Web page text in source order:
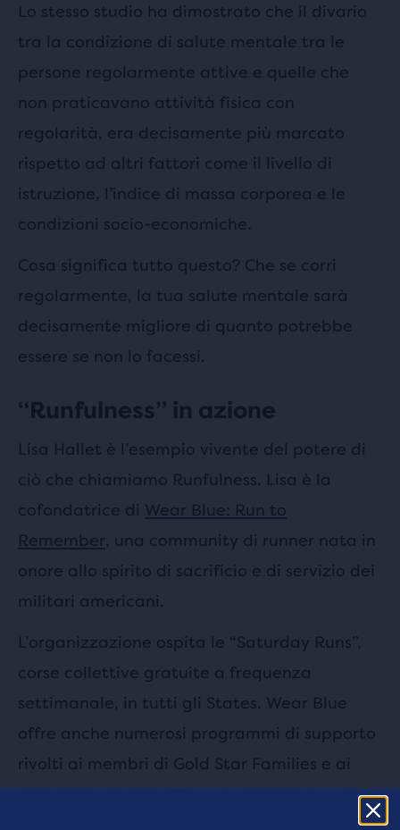
Lo stesso studio ha dimostrato che il divario
tra la condizione di salute mentale tra le
persone regolarmente attive e quelle che
non praticavano attività fisica con
regolarità, era decisamente più marcato
rispetto ad altri fattori come il livello di
istruzione, l’indice di massa corporea e le
condizioni socio-economiche.
Cosa significa tutto questo? Che se corri
regolarmente, la tua salute mentale sarà
decisamente migliore di quanto potrebbe
essere se non lo facessi.
“Runfulness” in azione
Lisa Hallet è l’esempio vivente del potere di
ciò che chiamiamo Runfulness. Lisa è la
cofondatrice di Wear Blue: Run to
Remember, una community di runner nata in
onore allo spirito di sacrificio e di servizio dei
militari americani.
L’organizzazione ospita le “Saturday Runs”,
corse collettive gratuite a frequenza
settimanale, in tutti gli States. Wear Blue
offre anche numerosi programmi di supporto
rivolti ai membri di Gold Star Families e ai
militari in servizio attivo organizzando gare,